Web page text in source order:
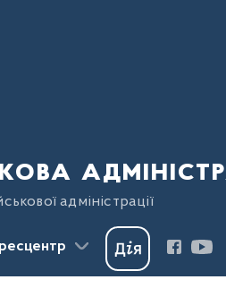
адміністрації